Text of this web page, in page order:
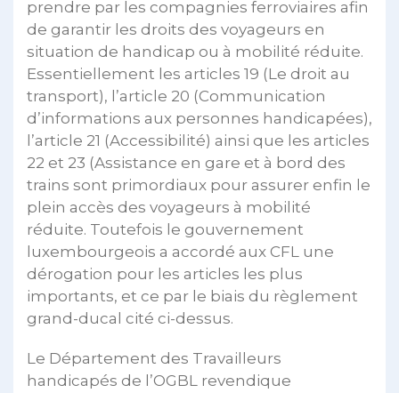
prendre par les compagnies ferroviaires afin
de garantir les droits des voyageurs en
situation de handicap ou à mobilité réduite.
Essentiellement les articles 19 (Le droit au
transport), l’article 20 (Communication
d’informations aux personnes handicapées),
l’article 21 (Accessibilité) ainsi que les articles
22 et 23 (Assistance en gare et à bord des
trains sont primordiaux pour assurer enfin le
plein accès des voyageurs à mobilité
réduite. Toutefois le gouvernement
luxembourgeois a accordé aux CFL une
dérogation pour les articles les plus
importants, et ce par le biais du règlement
grand-ducal cité ci-dessus.
Le Département des Travailleurs
handicapés de l’OGBL revendique